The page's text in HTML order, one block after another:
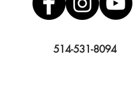
514-531-8094